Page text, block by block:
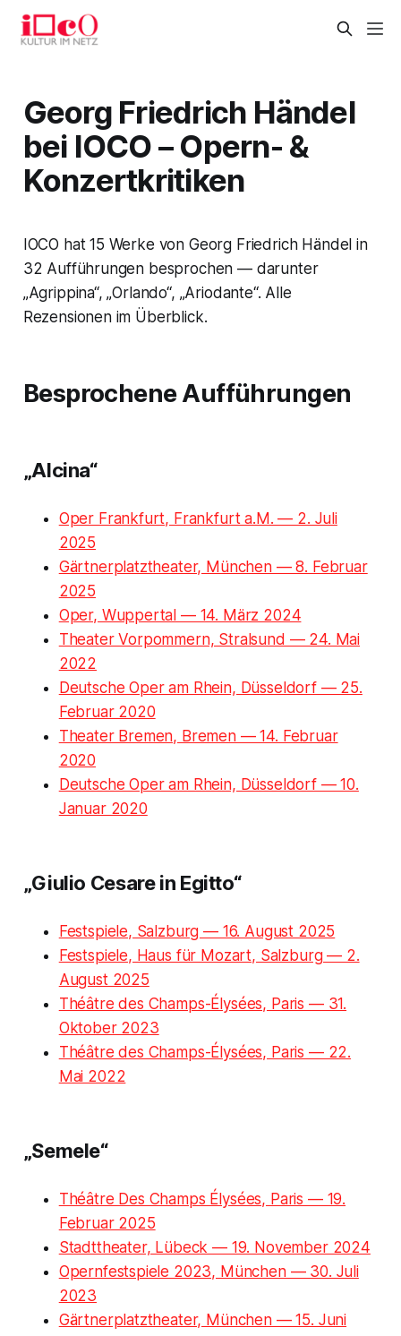
Georg Friedrich Händel
bei IOCO – Opern- &
Konzertkritiken
IOCO hat 15 Werke von Georg Friedrich Händel in
32 Aufführungen besprochen — darunter
„Agrippina“, „Orlando“, „Ariodante“. Alle
Rezensionen im Überblick.
Besprochene Aufführungen
„Alcina“
Oper Frankfurt, Frankfurt a.M. — 2. Juli
2025
Gärtnerplatztheater, München — 8. Februar
2025
Oper, Wuppertal — 14. März 2024
Theater Vorpommern, Stralsund — 24. Mai
2022
Deutsche Oper am Rhein, Düsseldorf — 25.
Februar 2020
Theater Bremen, Bremen — 14. Februar
2020
Deutsche Oper am Rhein, Düsseldorf — 10.
Januar 2020
„Giulio Cesare in Egitto“
Festspiele, Salzburg — 16. August 2025
Festspiele, Haus für Mozart, Salzburg — 2.
August 2025
Théâtre des Champs-Élysées, Paris — 31.
Oktober 2023
Théâtre des Champs-Élysées, Paris — 22.
Mai 2022
„Semele“
Théâtre Des Champs Élysées, Paris — 19.
Februar 2025
Stadttheater, Lübeck — 19. November 2024
Opernfestspiele 2023, München — 30. Juli
2023
Gärtnerplatztheater, München — 15. Juni